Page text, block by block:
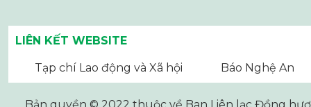
LIÊN KẾT WEBSITE
Tạp chí Lao động và Xã hội Báo Nghệ An